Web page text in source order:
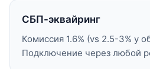
СБП-эквайринг
Комиссия 1.6% (vs 2.5-3% у
Подключение через любой